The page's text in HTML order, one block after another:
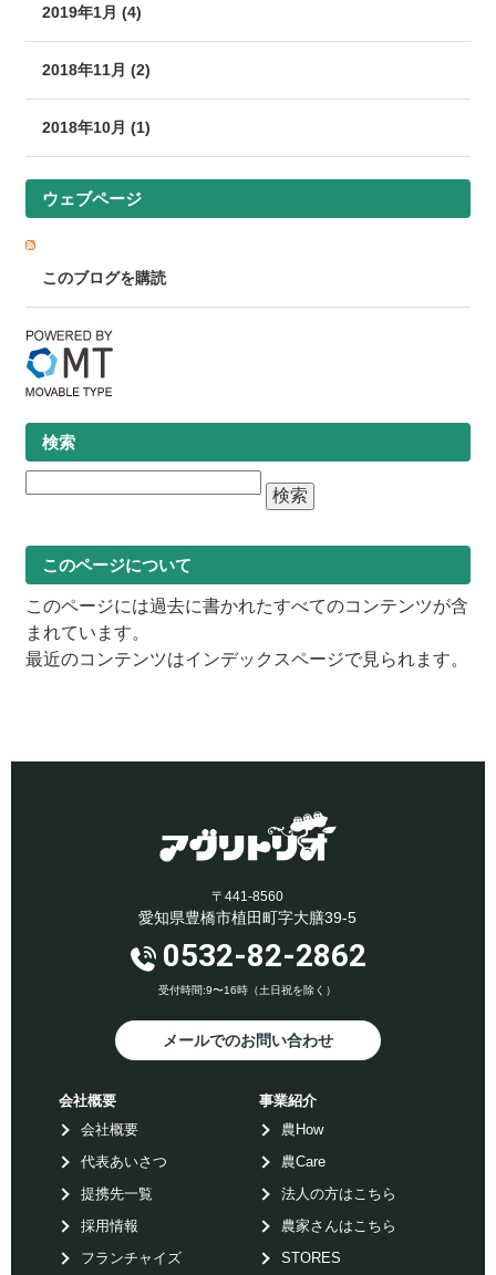
2019年1月 (4)
2018年11月 (2)
2018年10月 (1)
ウェブページ
このブログを購読
検索
このページについて
このページには過去に書かれたすべてのコンテンツが含
まれています。
最近のコンテンツはインデックスページで見られます。
〒441-8560
愛知県豊橋市植田町字大膳39-5
0532-82-2862
受付時間:9〜16時（土日祝を除く）
メールでのお問い合わせ
会社概要
会社概要
代表あいさつ
提携先一覧
採用情報
フランチャイズ
事業紹介
農How
農Care
法人の方はこちら
農家さんはこちら
STORES